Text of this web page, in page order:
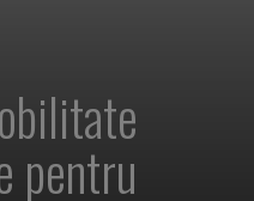
pentru